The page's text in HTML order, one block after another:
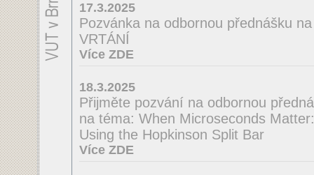
17.3.2025
Pozvánka na odbornou přednášku
VRTÁNÍ
Více ZDE
18.3.2025
Přijměte pozvání na odbornou
na téma: When Microseconds
Using the Hopkinson Split Bar
Více ZDE